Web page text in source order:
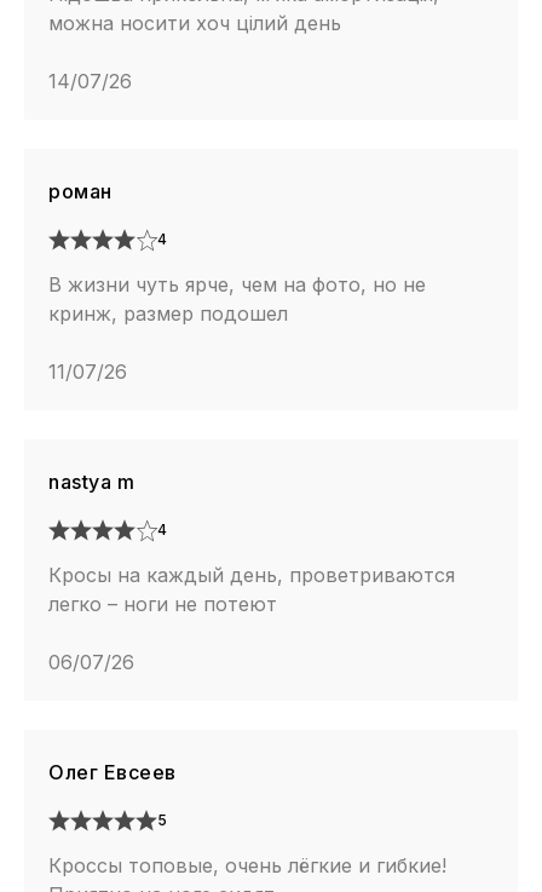
можна носити хоч цілий день
14/07/26
роман
4
В жизни чуть ярче, чем на фото, но не
кринж, размер подошел
11/07/26
nastya m
4
Кросы на каждый день, проветриваются
легко – ноги не потеют
06/07/26
Олег Евсеев
5
Кроссы топовые, очень лёгкие и гибкие!